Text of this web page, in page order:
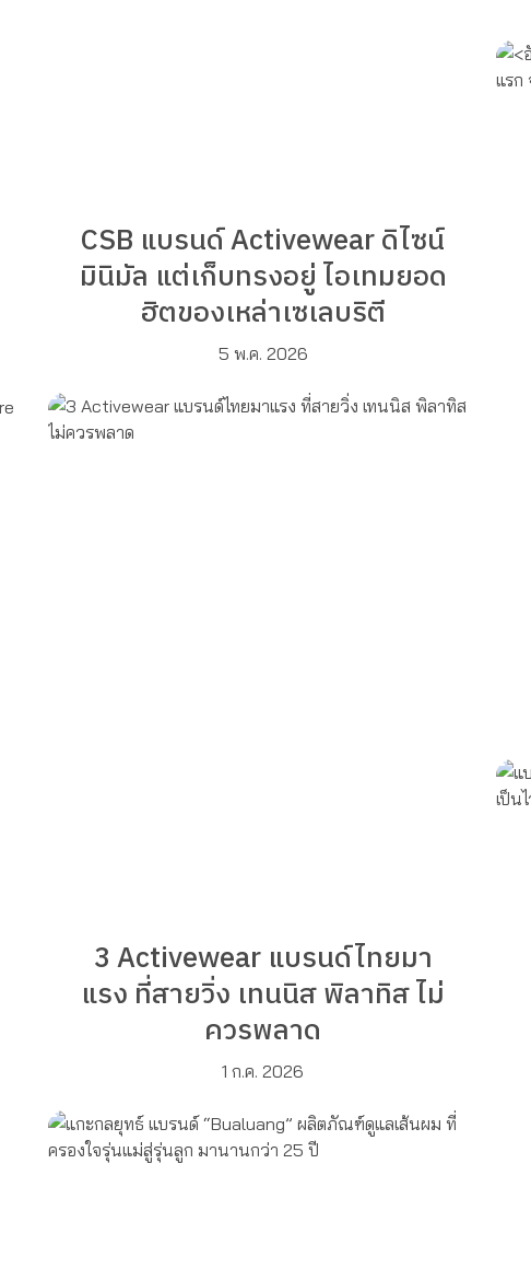
CSB แบรนด์ Activewear ดิไซน์
มินิมัล แต่เก็บทรงอยู่ ไอเทมยอด
ฮิตของเหล่าเซเลบริตี
5 พ.ค. 2026
3 Activewear แบรนด์ไทยมา
แรง ที่สายวิ่ง เทนนิส พิลาทิส ไม่
ควรพลาด
1 ก.ค. 2026